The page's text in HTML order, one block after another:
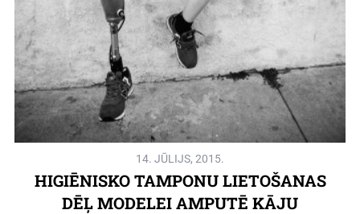
14. JŪLIJS, 2015.
HIGIĒNISKO TAMPONU LIETOŠANAS
DĒĻ MODELEI AMPUTĒ KĀJU